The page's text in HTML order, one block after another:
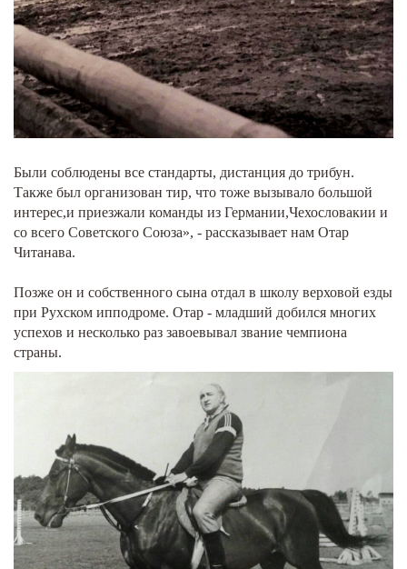
Были соблюдены все стандарты, дистанция до трибун.
Также был организован тир, что тоже вызывало большой
интерес,и приезжали команды из Германии,Чехословакии и
со всего Советского Союза», - рассказывает нам Отар
Читанава.
Позже он и собственного сына отдал в школу верховой езды
при Рухском ипподроме. Отар - младший добился многих
успехов и несколько раз завоевывал звание чемпиона
страны.